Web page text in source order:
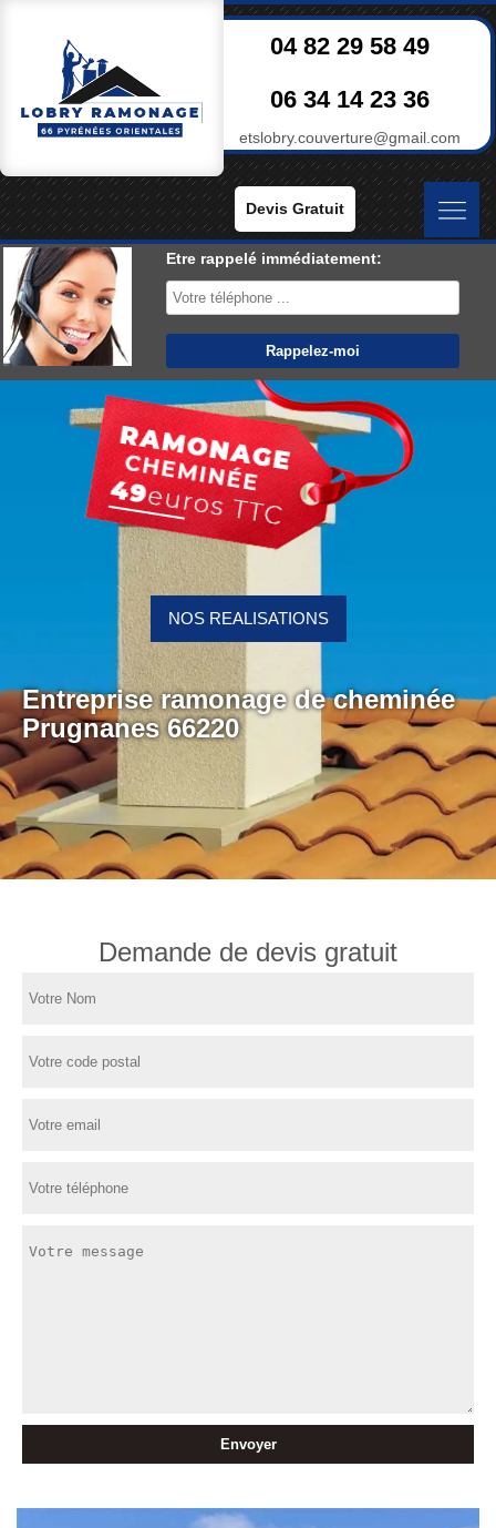
04 82 29 58 49
06 34 14 23 36
etslobry.couverture@gmail.com
Devis Gratuit
Etre rappelé immédiatement:
Entreprise ramonage de cheminée
Prugnanes 66220
NOS REALISATIONS
Demande de devis gratuit